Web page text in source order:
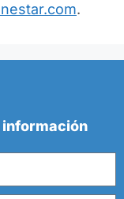
.
información